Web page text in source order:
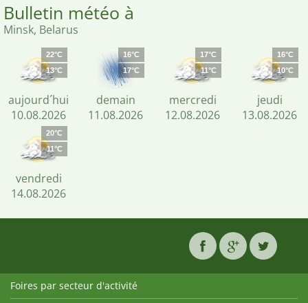
Bulletin météo à
Minsk, Belarus
22°C
13°C
aujourd´hui
10.08.2026
16°C
17°C
demain
11.08.2026
17°C
11°C
mercredi
12.08.2026
16°C
10°C
jeudi
13.08.2026
20°C
11°C
vendredi
14.08.2026
Foires par secteur d'activité